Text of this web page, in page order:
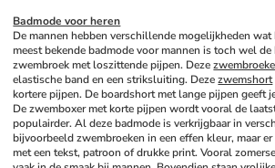
Badmode voor heren
De mannen hebben verschillende mogelijkheden
meest bekende badmode voor mannen is toch wel
zwembroek met loszittende pijpen. Deze
elastische band en een striksluiting. Deze zwemshort
kortere pijpen. De boardshort met lange pijpen geeft
De zwemboxer met korte pijpen wordt vooral de
populairder. Al deze badmode is verkrijgbaar in
bijvoorbeeld zwembroeken in een effen kleur, maar
met een tekst, patroon of drukke print. Vooral